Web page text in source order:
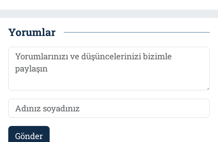
Yorumlar
Gönder